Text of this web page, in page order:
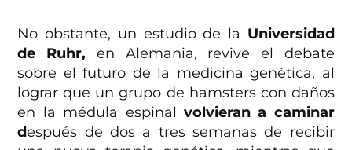
No obstante, un estudio de la Universidad
de Ruhr, en Alemania, revive el debate
sobre el futuro de la medicina genética, al
lograr que un grupo de hamsters con daños
en la médula espinal volvieran a caminar
después de dos a tres semanas de recibir